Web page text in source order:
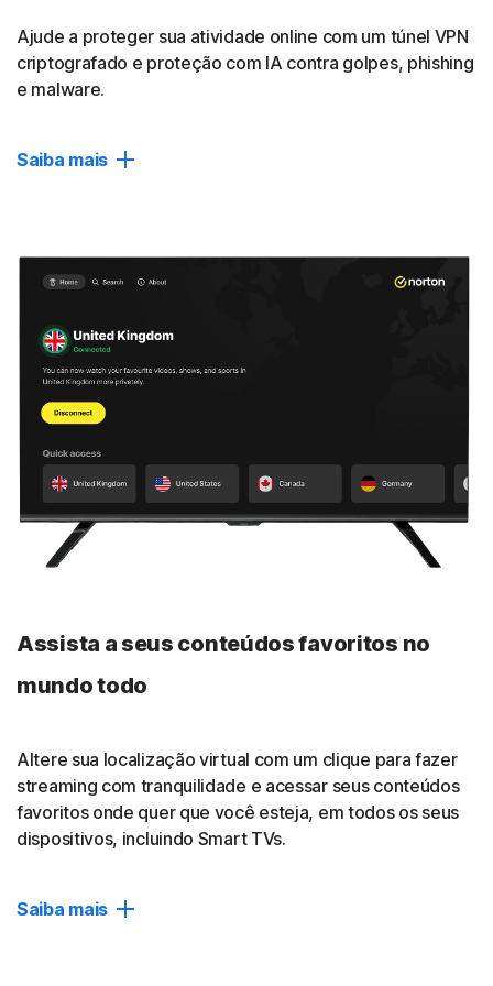
Bloqueio de anúncios
Ajude a proteger sua atividade online com um túnel VPN
criptografado e proteção com IA contra golpes, phishing
e malware.
Saiba mais
proteção em tempo real contra malware e ransomware.
Privacidade avançada
Para maior anonimato, escolha servidores avançados que
alteram regularmente seu endereço IP ou conectam você
por meio de múltiplos locais (em beta).
Bloqueio de rastreadores
Ajude a bloquear o rastreamento de anunciantes,
reduzindo o número de anúncios irritantes que
perseguem você online.
Uma auditoria de terceiros, realizada pela VerSprite,
confirmou que não rastreamos, registramos nem
salvamos suas atividades online. Leia nossa
Fechar
Assista a seus conteúdos favoritos no
mundo todo
Altere sua localização virtual com um clique para fazer
streaming com tranquilidade e acessar seus conteúdos
favoritos onde quer que você esteja, em todos os seus
dispositivos, incluindo Smart TVs.
Saiba mais